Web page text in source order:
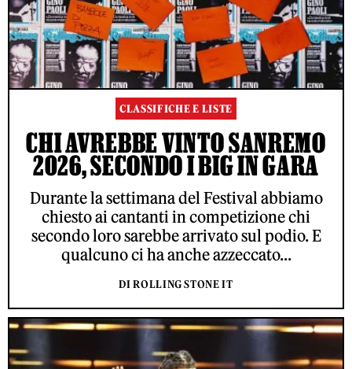
CLASSIFICHE E LISTE
CHI AVREBBE VINTO SANREMO
2026, SECONDO I BIG IN GARA
Durante la settimana del Festival abbiamo
chiesto ai cantanti in competizione chi
secondo loro sarebbe arrivato sul podio. E
qualcuno ci ha anche azzeccato...
DI ROLLING STONE IT